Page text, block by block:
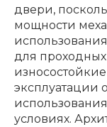
двери,
мощности
для проходных
эксплуатации
условиях.